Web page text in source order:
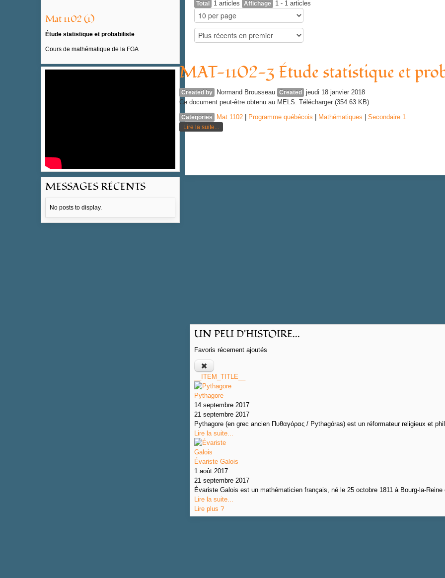
Mat 1102 (1)
Étude statistique et probabiliste
Cours de mathématique de la FGA
MESSAGES RÉCENTS
No posts to display.
Total 1 articles Affichage 1 - 1 articles
MAT-1102-3 Étude statistique et
Created by Normand Brousseau Created
jeudi 18 janvier 2018
Ce document peut-être obtenu au MELS. Télécharger (354.63 KB)
Categories Mat 1102 Programme québécois Mathématiques Secondaire 1
Lire la suite...
UN PEU D'HISTOIRE...
Favoris récement ajoutés
__ITEM_TITLE__
Pythagore
14 septembre 2017
21 septembre 2017
Pythagore (en grec ancien Πυθαγόρας / Pythagóras) est un réformateur religieux et
Lire la suite...
Évariste Galois
1 août 2017
21 septembre 2017
Évariste Galois est un mathématicien français, né le 25 octobre 1811 à Bourg-la-
Lire la suite...
Lire plus ?